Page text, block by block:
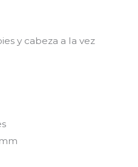
y cabeza a la vez